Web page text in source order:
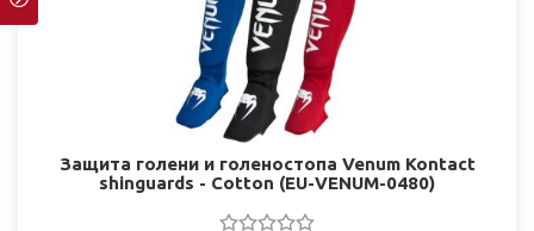
Защита голени и голеностопа Venum Kontact
shinguards - Cotton (EU-VENUM-0480)